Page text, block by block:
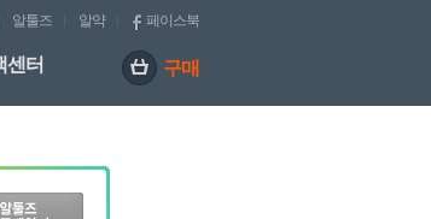
알툴즈 알약 페이스북
센터 구매